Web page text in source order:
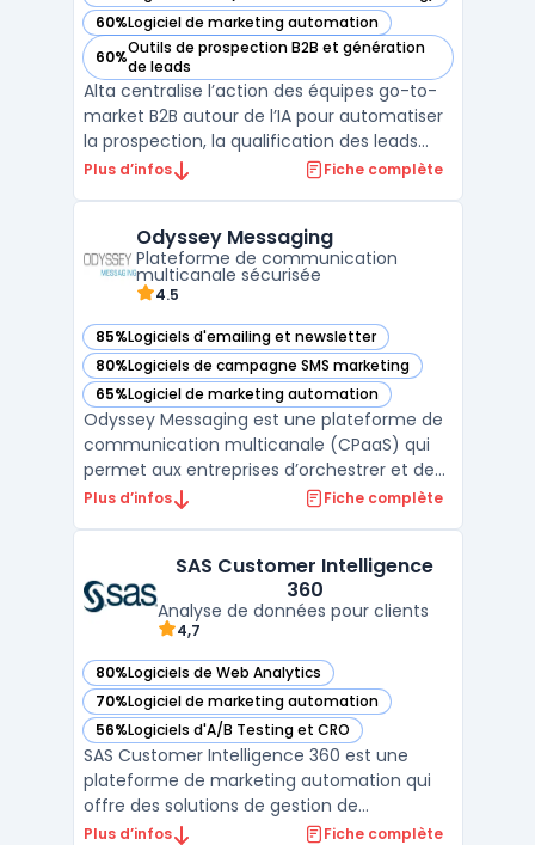
60%Logiciel de marketing automation
— voir Alta dans cette catégorie
60%Outils de prospection B2B et génération
de leads
— voir Alta dans cette catégorie
Alta centralise l’action des équipes go-to-
market B2B autour de l’IA pour automatiser
la prospection, la qualification des leads
entrants et l’analyse des revenus dans un
et les directions RevOps confrontées à
l’éparpil ...
Plus d’infos Fiche complète
Odyssey Messaging
Plateforme de communication
multicanale sécurisée
4.5
85%Logiciels d'emailing et newsletter
— voir Odyssey Messaging dans cette catégorie
80%Logiciels de campagne SMS marketing
— voir Odyssey Messaging dans cette catégorie
65%Logiciel de marketing automation
— voir Odyssey Messaging dans cette catégorie
Odyssey Messaging est une plateforme de
communication multicanale (CPaaS) qui
permet aux entreprises d’orchestrer et de
sécuriser leurs communications
gestion de messages via plusieurs canaux,
notamment l’e ...
Plus d’infos Fiche complète
SAS Customer Intelligence
360
Analyse de données pour clients
4,7
80%Logiciels de Web Analytics
— voir SAS Customer Intelligence 360 dans cette catégorie
70%Logiciel de marketing automation
— voir SAS Customer Intelligence 360 dans cette catégorie
56%Logiciels d'A/B Testing et CRO
— voir SAS Customer Intelligence 360 dans cette catégorie
SAS Customer Intelligence 360 est une
plateforme de marketing automation qui
offre des solutions de gestion de
campagnes marketing multicanal, de
Plus d’infos Fiche complète